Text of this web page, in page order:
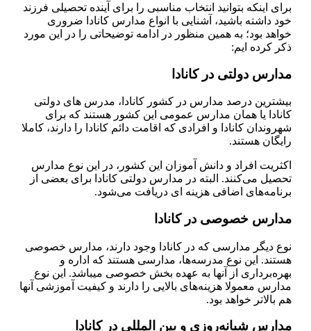
برای اینکه بتوانید انتخاب مناسبی را برای آینده تحصیلی فرزند
خود داشته باشید، آشنایی با انواع مدارس کانادا ضروری
خواهد بود؛ به همین منظور در ادامه توضیحاتی را در این مورد
ذکر کرده ایم:
مدارس دولتی در کانادا
بیشترین درصد مدارس در کشور کانادا، مدرس های دولتی
کانادا یا همان مدارس عمومی این کشور هستند که برای
شهروندان کانادا و افرادی که اقامت دائم کانادا را دارند، کاملا
رایگان هستند.
اکثریت افراد و دانش آموزان این کشور، در این نوع مدارس
تحصیل می‌کنند. البته در مدارس دولتی کانادا برای بعضی از
برنامه‌های اضافی هزینه ای دریافت می‌شود.
مدارس خصوصی در کانادا
نوع دیگر مدارسی که در کانادا وجود دارند، مدارس خصوصی
هستند. این نوع مدرسه‌ها، مدارسی هستند که اداره و
بهره‌برداری از آنها به عهده بخش خصوصی می­باشد. این نوع
مدارس معمولا هزینه‌های بالایی را دارند و کیفیت آموزشی آن­ها
هم بالاتر خواهد بود.
مدارس شبانه‌روزی و بین المللی در کانادا